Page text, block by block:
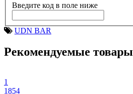
Введите код в поле ниже
UDN BAR
Рекомендуемые товары
1
1854